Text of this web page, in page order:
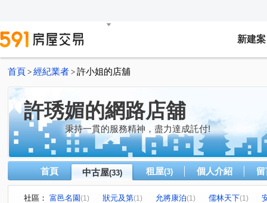
新建案
首頁 > 經紀業者 > 許小姐的店舖
許琇媚的網路店舖
秉持一貫的服務精神，盡力達成託付!
首頁 中古屋(33) 租屋(3) 個人介紹
社區： 富邑名園(1) 狀元及第(1) 允將康泊(1) 儒林天下(1)